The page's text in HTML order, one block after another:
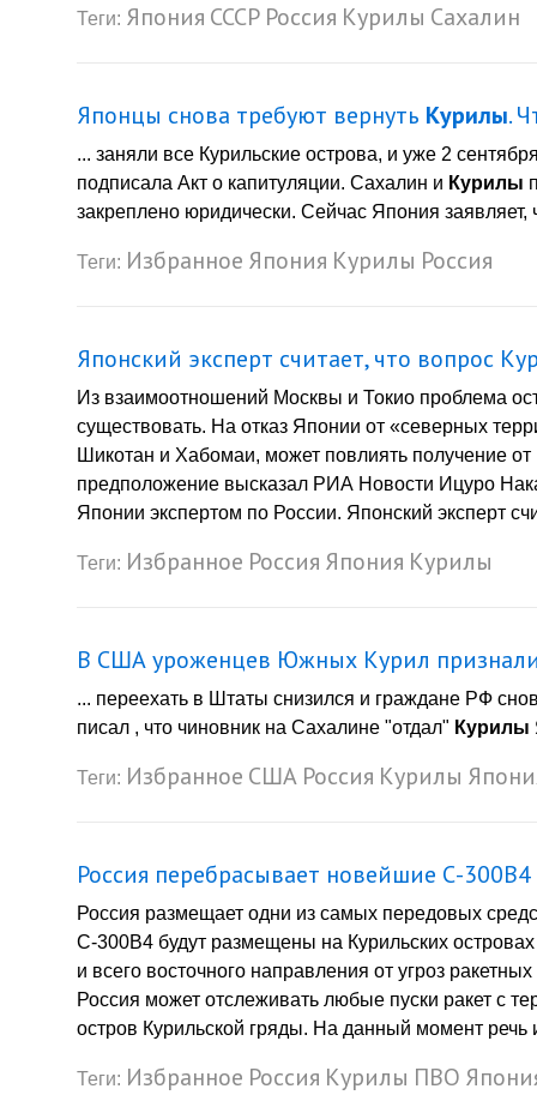
Теги: Япония СССР Россия Курилы Сахалин
Японцы снова требуют вернуть Курилы.
... заняли все Курильские острова, и уже 2
подписала Акт о капитуляции. Сахалин и Курилы
закреплено юридически. Сейчас Япония заявляет,
Теги: Избранное Япония Курилы Россия
Японский эксперт считает, что вопрос
Из взаимоотношений Москвы и Токио проблема
существовать. На отказ Японии от «северных
Шикотан и Хабомаи, может повлиять получение
предположение высказал РИА Новости Ицуро
Японии экспертом по России. Японский эксперт
Теги: Избранное Россия Япония Курилы
В США уроженцев Южных Курил
... переехать в Штаты снизился и граждане РФ
писал , что чиновник на Сахалине "отдал" Курилы
Теги: Избранное США Россия Курилы
Россия перебрасывает новейшие С-
Россия размещает одни из самых передовых
С-300В4 будут размещены на Курильских островах
и всего восточного направления от угроз
Россия может отслеживать любые пуски ракет с
остров Курильской гряды. На данный момент речь
Теги: Избранное Россия Курилы ПВО